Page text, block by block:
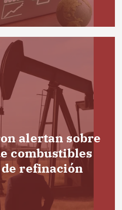
alertan sobre
combustibles
refinación